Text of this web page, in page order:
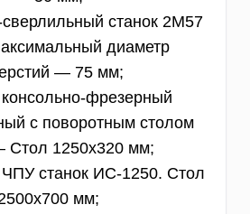
станок 2М57
диаметр
— 75 мм;
фрезерный
с поворотным столом
Стол 1250х320 мм;
станок ИС-1250. Стол
мм;